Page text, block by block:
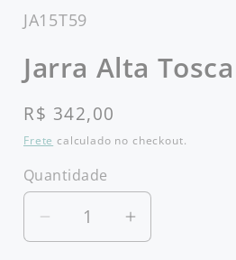
janela
SKU:
JA15T59
Jarra Alta
Preço
normal
R$ 342,00
Frete calculado no checkout.
Quantidade
Diminuir
Aumentar